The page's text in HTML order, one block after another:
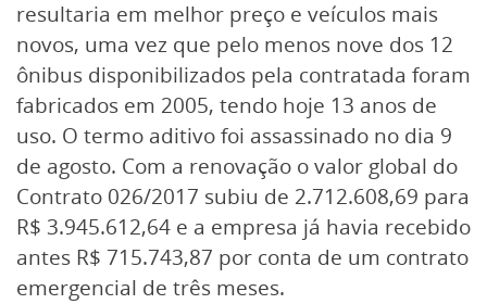
resultaria em melhor preço e veículos mais
novos, uma vez que pelo menos nove dos 12
ônibus disponibilizados pela contratada foram
fabricados em 2005, tendo hoje 13 anos de
uso. O termo aditivo foi assassinado no dia 9
de agosto. Com a renovação o valor global do
Contrato 026/2017 subiu de 2.712.608,69 para
R$ 3.945.612,64 e a empresa já havia recebido
antes R$ 715.743,87 por conta de um contrato
emergencial de três meses.